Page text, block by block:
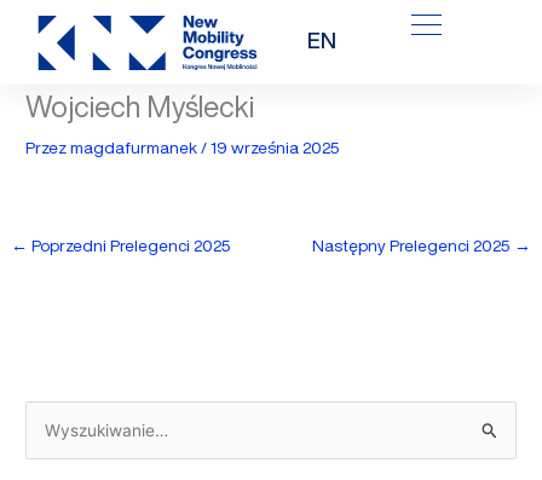
Przejdź
treści
EN
Wojciech Myślecki
Przezmagdafurmanek/19 września 2025
← Poprzedni Prelegenci 2025 Następny Prelegenci 2025 →
z